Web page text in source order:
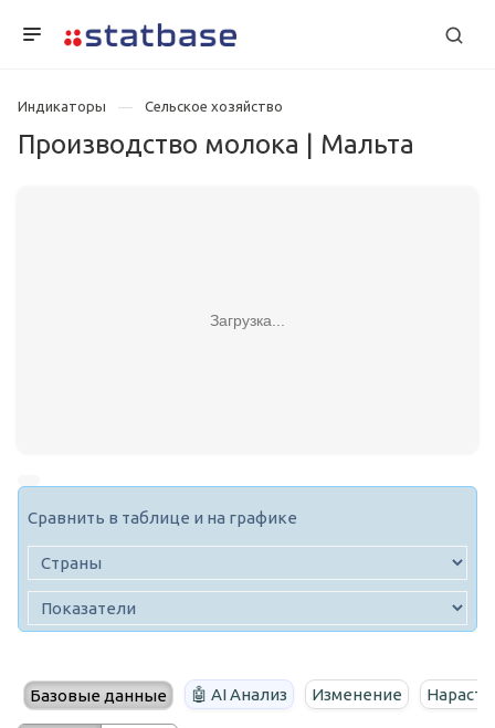
Индикаторы Сельское хозяйство
Производство молока | Мальта
Загрузка...
Сравнить в таблице и на графике
Базовые данные 🤖 AI Анализ Изменение